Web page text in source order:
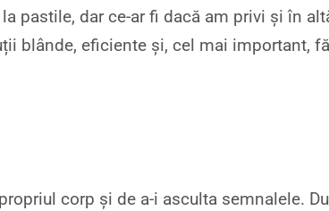
pastile, dar ce-ar fi dacă am privi și în
blânde, eficiente și, cel mai important,
corp și de a-i asculta semnalele.